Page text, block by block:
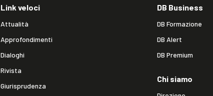
Link veloci
Attualità
Approfondimenti
Dialoghi
Rivista
Giurisprudenza
DB Business
DB Formazione
DB Alert
DB Premium
Chi siamo